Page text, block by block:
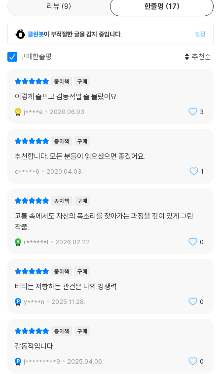
슈얼리티에 따른 차별은 존재하지 않는다. 더해, 워커는 전통적 성역할에
대한 고정관념을 해체한다. 여성의 영역으로 여겨졌던 바느질에 ○○ 씨를
참여시키고, 아들 부부인 하포와 소피아 역시 집안일을 나누는 데 있어 성
역할의 전형성을 따르지 않는다. 또 슈그와 소피아는 남성의 폭력에 굴복
하지 않고 당당하게 맞서 싸우는 모습을 보인다.
『컬러 퍼플』은 출간 당시 많은 찬사를 받는 한편으로 상당한 비난을 받았
황에서, 인종문제보다 남녀문제를 더욱 두드러지게 제시하고 흑인 남자는
‘미개하고 폭력적’이라는 편견을 강화한다는 것이 그 이유였다. 그러나 워
이는 동시에, 가부장제와 인종차별의 고통을 함께 겪는 남성들 또한 사랑
욕을 잃고 방에 틀어박히는데, 이때 쇠약해진 그를 다시 일으켜 세우고 집
밖으로 나오게 하는 것 역시 주위 사람들의 이해와 사랑, 그리고 위로다. 워
너그럽고 다정한 사람”이 될 수 있다고 믿어 의심치 않았다.
워커는 흑인들이 겪는 이 같은 고통이 개개인의 특수한 경험이 아니라 공
동체가 공유하는 역사적 경험임을 깨달았고, 그들의 고통을 완화시키고 희
망을 품게 하는 것은 다름 아닌 상처 입은 영혼들 사이의 사랑과 연대라고
을 내민다. 혹사당하고 박탈당하는 삶 한가운데서도 각자가 지닌 내면의
제되지 않는 온전한 공동체를 꿈꾸며, 이러한 참혹한 현실과 그로부터 얻
은 자신의 통찰을 고스란히 녹여낸 작품을 완성해냈다. 그의 작품은 “타격
믿음을 확고하게 붙들 수 있도록 확신을” 안겨준다.
아름다운 상상력과 공동체에 대한 깊은 연민으로 쓰인 이 소설은 사랑이
지닌 구원에의 가능성을 증언한다. 인종·성·종교에 따른 편견과 억압에서
리뷰 9 한줄평 17
클린봇이 부적절한 글을 감지 중입니다. 설정
구매한줄평 추천순
종이책 구매
이렇게 슬프고 감동적일 줄 몰랐어요.
j****e 2020.06.03. 3
종이책 구매
추천합니다. 모든 분들이 읽으셨으면 좋겠어요.
c*****6 2020.04.03. 1
종이책 구매
고통 속에서도 자신의 목소리를 찾아가는 과정을 깊이 있게 그린
작품.
r******l 2026.02.22. 0
종이책 구매
버티든 저항하든 관건은 나의 경쟁력
y****n 2025.11.28. 0
종이책 구매
감동적입니다.
j*********9 2025.04.06. 0